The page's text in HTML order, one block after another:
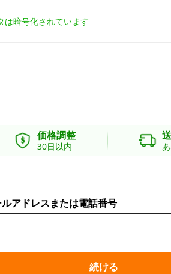
は暗号化されています
価格調整
30日以内
アドレスまたは電話番号
続ける